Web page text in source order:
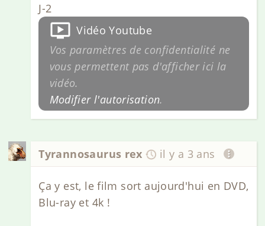
J-2
Vidéo Youtube
Vos paramètres de confidentialité ne
vous permettent pas d'afficher ici la
vidéo.
Modifier l'autorisation.
Tyrannosaurus rex il y a 3 ans
Ça y est, le film sort aujourd'hui en DVD,
Blu-ray et 4k !